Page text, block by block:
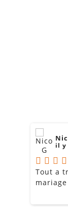
il y
Tout a